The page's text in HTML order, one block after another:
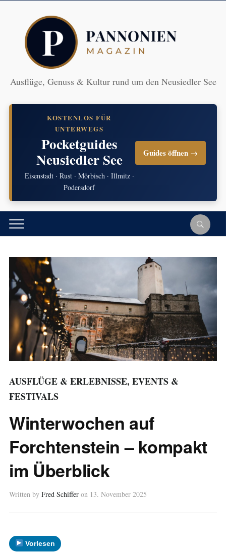
Ausflüge, Genuss & Kultur rund um den Neusiedler See
KOSTENLOS FÜR
UNTERWEGS
Pocketguides
Neusiedler See
Eisenstadt · Rust · Mörbisch · Illmitz ·
Podersdorf
Guides öffnen →
AUSFLÜGE & ERLEBNISSE, EVENTS &
FESTIVALS
Winterwochen auf
Forchtenstein – kompakt
im Überblick
Written by Fred Schiffer on 13. November 2025
Vorlesen